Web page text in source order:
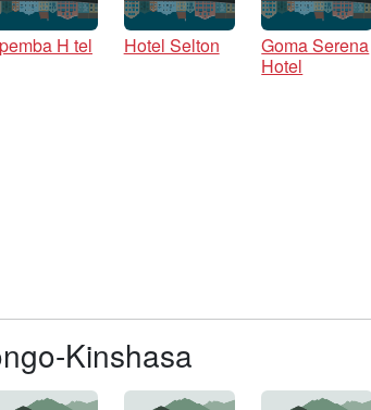
H tel Hotel Selton
Goma Serena
Hotel
Kinshasa